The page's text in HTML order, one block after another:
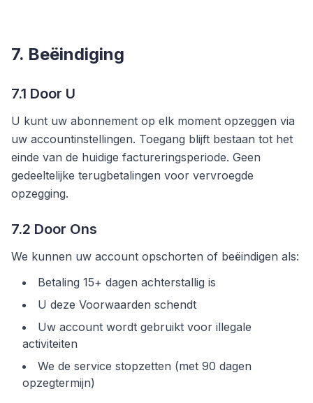
7. Beëindiging
7.1 Door U
U kunt uw abonnement op elk moment opzeggen via
uw accountinstellingen. Toegang blijft bestaan tot het
einde van de huidige factureringsperiode. Geen
gedeeltelijke terugbetalingen voor vervroegde
opzegging.
7.2 Door Ons
We kunnen uw account opschorten of beëindigen als:
Betaling 15+ dagen achterstallig is
U deze Voorwaarden schendt
Uw account wordt gebruikt voor illegale
activiteiten
We de service stopzetten (met 90 dagen
opzegtermijn)